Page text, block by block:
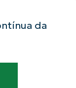
da